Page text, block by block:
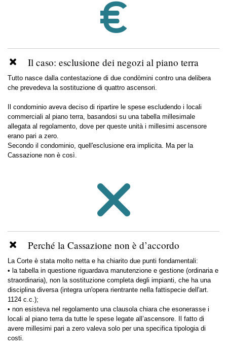
Il caso: esclusione dei negozi al piano terra
Tutto nasce dalla contestazione di due condòmini contro una delibera
che prevedeva la sostituzione di quattro ascensori.
Il condominio aveva deciso di ripartire le spese escludendo i locali
commerciali al piano terra, basandosi su una tabella millesimale
allegata al regolamento, dove per queste unità i millesimi ascensore
erano pari a zero.
Secondo il condominio, quell'esclusione era implicita. Ma per la
Cassazione non è così.
Perché la Cassazione non è d’accordo
La Corte è stata molto netta e ha chiarito due punti fondamentali:
• la tabella in questione riguardava manutenzione e gestione (ordinaria e
straordinaria), non la sostituzione completa degli impianti, che ha una
disciplina diversa (integra un'opera rientrante nella fattispecie dell'art.
1124 c.c.);
• non esisteva nel regolamento una clausola chiara che esonerasse i
locali al piano terra da tutte le spese legate all’ascensore. Il fatto di
avere millesimi pari a zero valeva solo per una specifica tipologia di
costi.